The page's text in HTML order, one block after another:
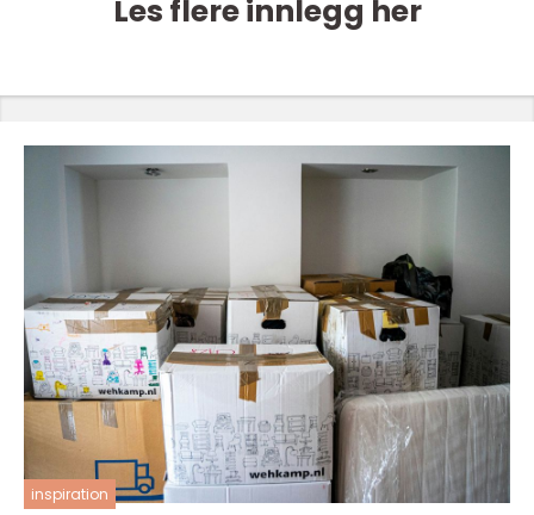
Les flere innlegg her
inspiration